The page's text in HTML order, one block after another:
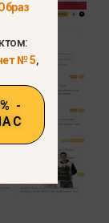
№ 5,
-